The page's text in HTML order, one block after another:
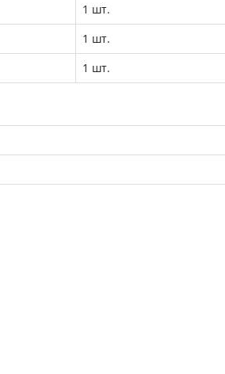
1 шт.
1 шт.
1 шт.